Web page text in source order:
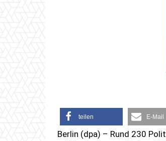
teilen E-Mail
Berlin (dpa) – Rund 230